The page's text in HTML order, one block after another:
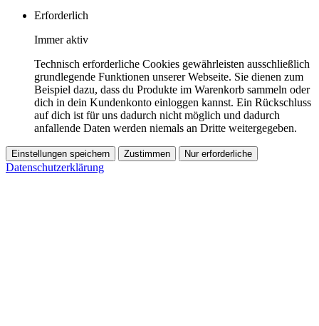
Erforderlich
Immer aktiv
Technisch erforderliche Cookies gewährleisten ausschließlich
grundlegende Funktionen unserer Webseite. Sie dienen zum
Beispiel dazu, dass du Produkte im Warenkorb sammeln oder
dich in dein Kundenkonto einloggen kannst. Ein Rückschluss
auf dich ist für uns dadurch nicht möglich und dadurch
anfallende Daten werden niemals an Dritte weitergegeben.
Einstellungen speichern Zustimmen Nur erforderliche
Datenschutzerklärung